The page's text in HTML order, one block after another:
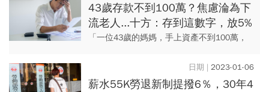
43歲存款不到100萬？焦慮淪為下
流老人...十方：存到這數字，放5%
投資工具，準備退休金並不難
「一位43歲的媽媽，手上資產不到100萬，
5，有1萬8要拿去付家人醫藥費」這些都是理
財作家十方（李雅雯...
2023-01-06
薪水55K勞退新制提撥6％，30年4